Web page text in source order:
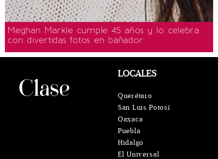
Meghan Markle cumple 45 años y lo celebra
con divertidas fotos en bañador
LOCALES
Querétaro
San Luis Potosí
Oaxaca
Puebla
Hidalgo
El Universal